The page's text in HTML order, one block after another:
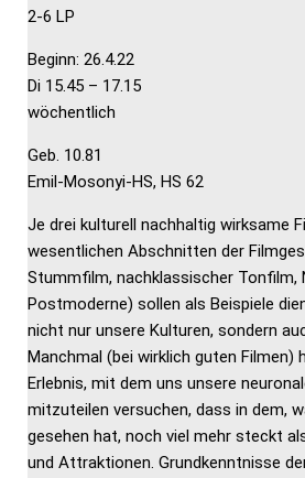
2-6 LP
Beginn: 26.4.22
Di 15.45 – 17.15
wöchentlich
Geb. 10.81
Emil-Mosonyi-HS, HS 62
Je drei kulturell nachhaltig wirksame
wesentlichen Abschnitten der
Stummfilm, nachklassischer Tonfilm,
Postmoderne) sollen als Beispiele
nicht nur unsere Kulturen, sondern
Manchmal (bei wirklich guten Filmen)
Erlebnis, mit dem uns unsere
mitzuteilen versuchen, dass in dem,
gesehen hat, noch viel mehr steckt
und Attraktionen. Grundkenntnisse